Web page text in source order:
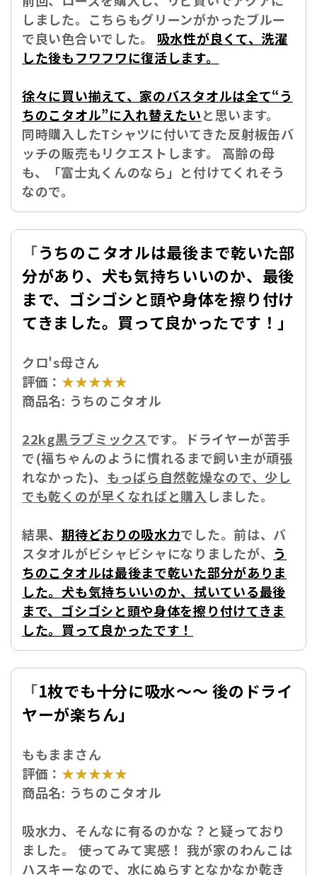
しました。こちらもグリーンがかったブルー
で良い色合いでした。 吸水性が良くて、洗濯
した後もフワフワに復活します。
徐々に買い揃えて、家のバスタオルは全て“う
ちのこタオル”に入れ替えたいと思います。
同時購入したTシャツに付いてきた反射板缶バ
ッチの販売もリクエストします。 高齢の母
も、「富士丸くんのなら」と付けてくれそう
なので。
「うちのこタオルは最後まで乾いた部
分があり、犬も気持ちいいのか、最後
まで、ゴシゴシと頭や身体を擦り付け
てきました。買って良かったです！」
クロ's母さん
評価： ★★★★★
商品名: うちのこタオル
22kg黒ラブミックスです。ドライヤーが苦手
で(福ちゃんのように慣れるまで飼い主が頑張
れなかった)、 もっぱら自然乾燥なので、少し
でも乾くのが早くなればと購入 しました。
結果、期待どおりの吸水力でした。前は、バ
スタオルがビシャビシャになりましたが、 う
ちのこタオルは最後まで乾いた部分がありま
した。犬も気持ちいいのか、拭いている最後
まで、ゴシゴシと頭や身体を擦り付けてきま
した。買って良かったです！
「1枚でも十分に吸水～～ 後のドライ
ヤーが楽ちん」
ももままさん
評価： ★★★★★
商品名: うちのこタオル
吸水力、そんなに有るのかな？と疑っており
ました。 使ってみて実感！ 我が家のわんこは
ハスキーなので、水にぬらすとなかなか乾き